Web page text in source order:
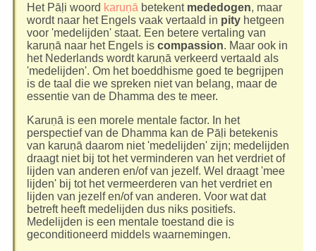
Het Pāḷi woord karuṇā betekent mededogen, maar
wordt naar het Engels vaak vertaald in pityhetgeen
voor 'medelijden' staat. Een betere vertaling van
karuṇā naar het Engels is compassion. Maar ook in
het Nederlands wordt karuṇā verkeerd vertaald als
'medelijden'. Om het boeddhisme goed te begrijpen
is de taal die we spreken niet van belang, maar de
essentie van de Dhamma des te meer.
Karuṇā is een morele mentale factor. In het
perspectief van de Dhamma kan de Pāḷi betekenis
van karuṇā daarom niet 'medelijden' zijn; medelijden
draagt niet bij tot het verminderen van het verdriet of
lijden van anderen en/of van jezelf. Wel draagt 'mee
lijden' bij tot het vermeerderen van het verdriet en
lijden van jezelf en/of van anderen. Voor wat dat
betreft heeft medelijden dus niks positiefs.
Medelijden is een mentale toestand die is
geconditioneerd middels waarnemingen.